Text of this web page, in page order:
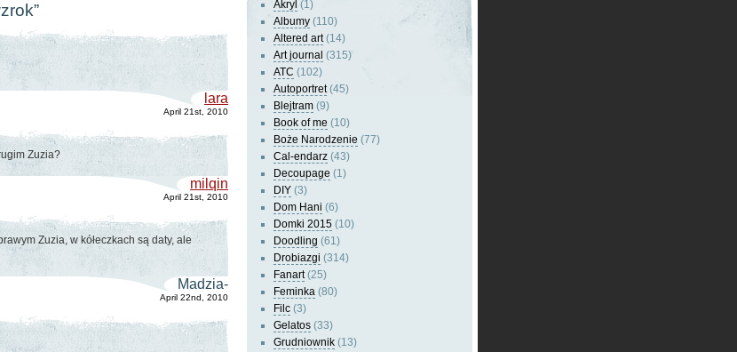
lara
April 21st, 2010
Zuzia?
milqin
April 21st, 2010
Zuzia, w kółeczkach są daty, ale
Madzia-
April 22nd, 2010
Akryl (1)
Albumy (110)
Altered art(14)
Art journal (315)
ATC (102)
Autoportret(45)
Blejtram (9)
Book of me (10)
Boże Narodzenie (77)
Cal-endarz (43)
Decoupage (1)
DIY (3)
Dom Hani (6)
Domki 2015 (10)
Doodling (61)
Drobiazgi (314)
Fanart(25)
Feminka (80)
Filc (3)
Gelatos (33)
Grudniownik (13)